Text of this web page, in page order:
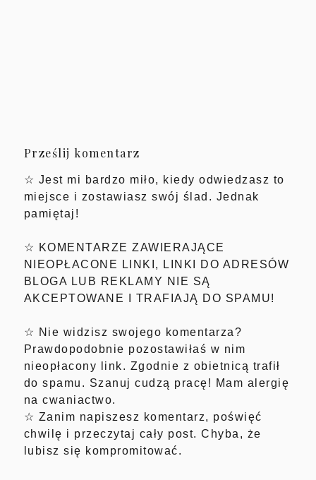
Prześlij komentarz
☆ Jest mi bardzo miło, kiedy odwiedzasz to
miejsce i zostawiasz swój ślad. Jednak
pamiętaj!
☆ KOMENTARZE ZAWIERAJĄCE
NIEOPŁACONE LINKI, LINKI DO ADRESÓW
BLOGA LUB REKLAMY NIE SĄ
AKCEPTOWANE I TRAFIAJĄ DO SPAMU!
☆ Nie widzisz swojego komentarza?
Prawdopodobnie pozostawiłaś w nim
nieopłacony link. Zgodnie z obietnicą trafił
do spamu. Szanuj cudzą pracę! Mam alergię
na cwaniactwo.
☆ Zanim napiszesz komentarz, poświęć
chwilę i przeczytaj cały post. Chyba, że
lubisz się kompromitować.